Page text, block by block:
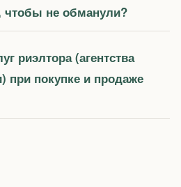
не обманули?
риэлтора (агентства
при покупке и продаже